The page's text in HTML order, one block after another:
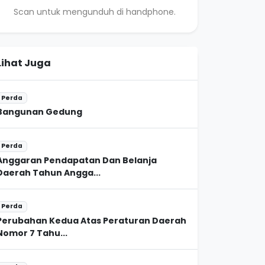
Scan untuk mengunduh di handphone.
Juga
Perda
Gedung
Perda
Pendapatan Dan Belanja
Tahun Angga...
Perda
Kedua Atas Peraturan Daerah
7 Tahu...